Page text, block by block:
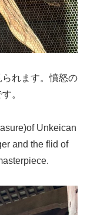
れます。憤怒の
。
Unkeican
and the flid of